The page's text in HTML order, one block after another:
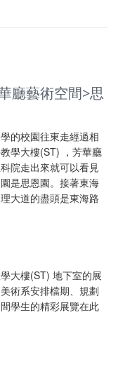
廳藝術空間>思
的校園往東走經過相
學大樓(ST) ，芳華廳
院走出來就可以看見
是思恩園。接著東海
大道的盡頭是東海路
大樓(ST) 地下室的展
術系安排檔期、規劃
學生的精彩展覽在此